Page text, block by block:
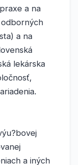
a na
odborných
a na
lekárska
a iných